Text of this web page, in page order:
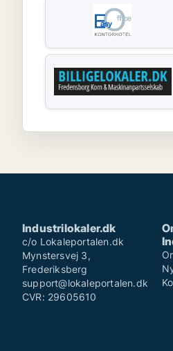
Industrilokaler.dk
c/o Lokaleportalen.dk
Mynstersvej 3,
Frederiksberg
support@lokaleportalen.dk
CVR: 29605610